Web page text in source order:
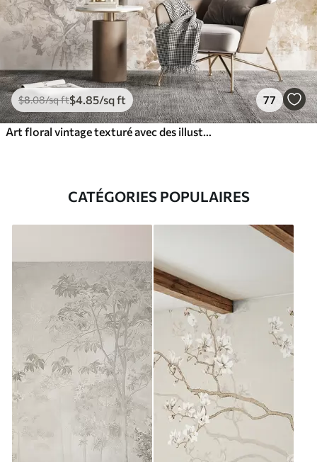
$8.08/sq ft$4 .85/sq ft 77
CATÉGORIES POPULAIRES